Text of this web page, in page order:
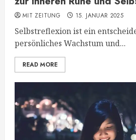
MIT ZEITUNG 15. JANUAR 2025
Selbstreflexion ist ein
persönliches Wachstum und...
READ MORE